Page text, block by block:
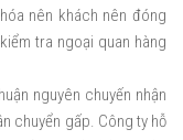
nên khách nên đóng
tra ngoại quan hàng
nguyên chuyến nhận
chuyển gấp. Công ty hỗ